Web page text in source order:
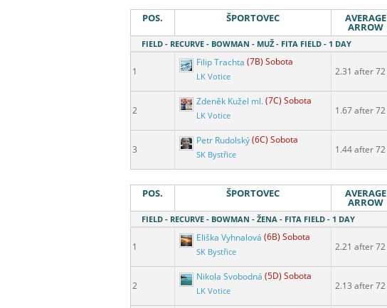
POS. ŠPORTOVEC AVERAGE
ARROW
FIELD - RECURVE - BOWMAN - MUŽ - FITA FIELD - 1 DAY
1
Filip Trachta (7B) Sobota
LK Votice 2.31 after 72
2
Zdeněk Kužel ml.(7C) Sobota
LK Votice 1.67 after 72
3
Petr Rudolský(6C) Sobota
SK Bystřice 1.44 after 72
POS. ŠPORTOVEC AVERAGE
ARROW
FIELD - RECURVE - BOWMAN - ŽENA - FITA FIELD - 1 DAY
1
Eliška Vyhnalová (6B) Sobota
SK Bystřice 2.21 after 72
2
Nikola Svobodná (5D) Sobota
LK Votice 2.13 after 72